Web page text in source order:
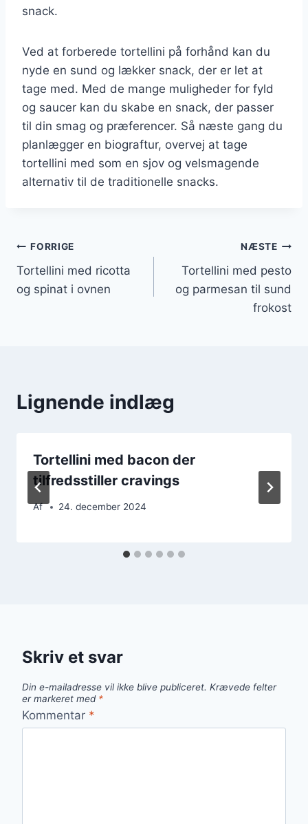
snack.
Ved at forberede tortellini på forhånd kan du
nyde en sund og lækker snack, der er let at
tage med. Med de mange muligheder for fyld
og saucer kan du skabe en snack, der passer
til din smag og præferencer. Så næste gang du
planlægger en biograftur, overvej at tage
tortellini med som en sjov og velsmagende
alternativ til de traditionelle snacks.
Indlægsnavigation
FORRIGE
Tortellini med ricotta
og spinat i ovnen
NÆSTE
Tortellini med pesto
og parmesan til sund
frokost
Lignende indlæg
Tortellini med bacon der
tilfredsstiller cravings
Af 24. december 2024
Skriv et svar
Din e-mailadresse vil ikke blive publiceret. Krævede felter
er markeret med *
Kommentar *